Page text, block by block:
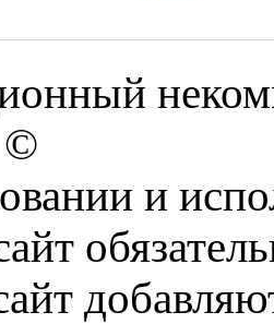
©
и